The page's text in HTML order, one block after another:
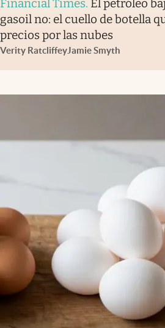
Financial Times. El petróleo
gasoil no: el cuello de botella
precios por las nubes
Verity RatcliffeyJamie Smyth